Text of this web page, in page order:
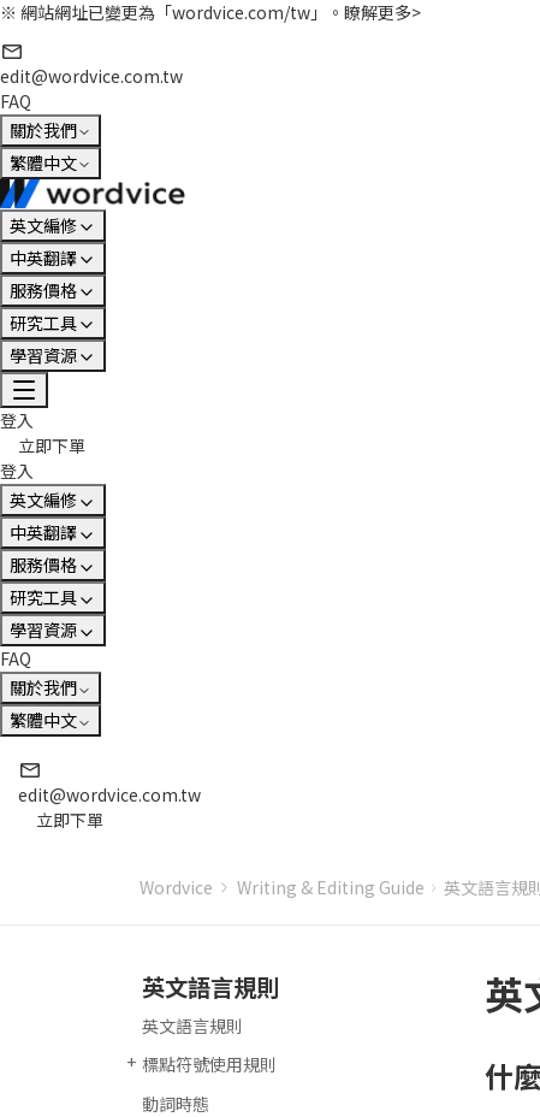
※ 網站網址已變更為「wordvice.com/tw」。 瞭解更多>
edit@wordvice.com.tw
FAQ
關於我們
繁體中文
英文編修
中英翻譯
服務價格
研究工具
學習資源
登入
立即下單
登入
英文編修
中英翻譯
服務價格
研究工具
學習資源
FAQ
關於我們
繁體中文
edit@wordvice.com.tw
立即下單
Wordvice Writing & Editing Guide 英文語言規
英文語言規則
英文語言規則
標點符號使用規則
標點符號使用規則
逗號 (,)
分號 (;)
冒號 (:)
引號 (“”)
撇號 (‘)
長短破折號 (– or —)
連字號 (-)
圓括號 () & 方括號 [ ]
問號 (?)
動詞時態
英
什